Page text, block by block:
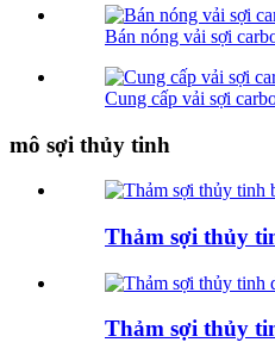
Bán nóng vải sợi
Cung cấp vải sợi
mô sợi thủy tinh
Thảm sợi thủy
Thảm sợi thủy